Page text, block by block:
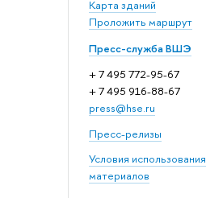
Карта зданий
Проложить маршрут
Пресс-служба ВШЭ
+ 7 495 772-95-67
+ 7 495 916-88-67
press@hse.ru
Пресс-релизы
Условия использования
материалов